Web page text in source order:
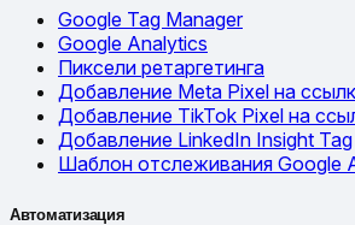
Google Tag Manager
Google Analytics
Пиксели ретаргетинга
Добавление Meta Pixel на
Добавление TikTok Pixel на
Добавление LinkedIn Insight Tag
Шаблон отслеживания Google
Автоматизация